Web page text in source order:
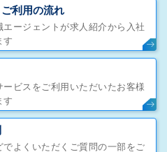
利用の流れ
ージェントが求人紹介から入社
す
ビスをご利用いただいたお客様
す
よくいただくご質問の一部をご